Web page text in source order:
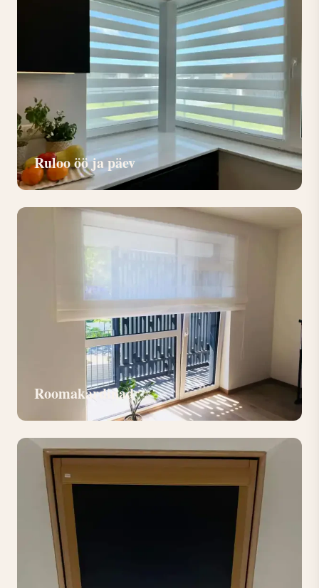
Ruloo öö ja päev
Roomakardinad